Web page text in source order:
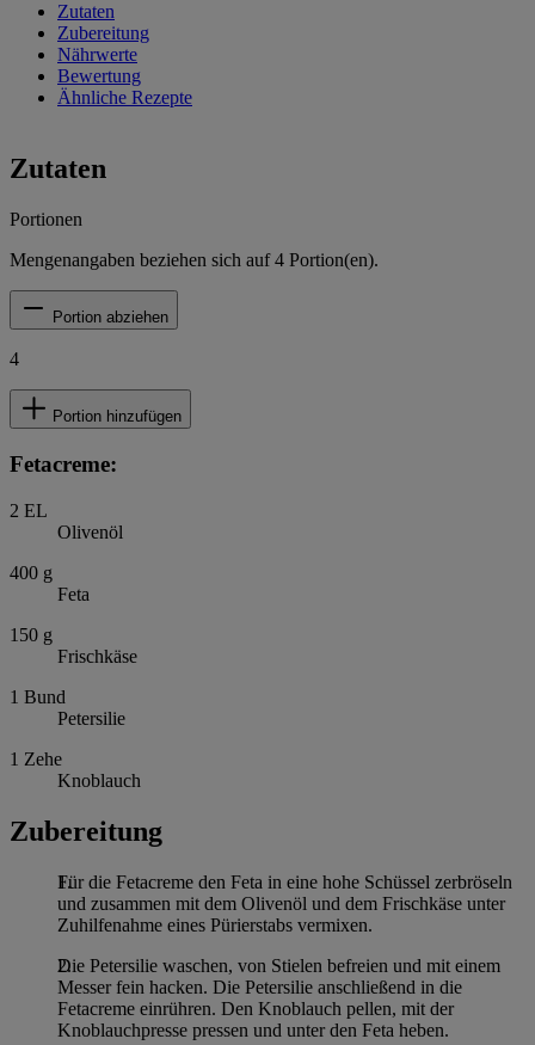
Zutaten
Zubereitung
Nährwerte
Bewertung
Ähnliche Rezepte
Zutaten
Portionen
Mengenangaben beziehen sich auf4 Portion(en).
Portion abziehen
4
Portion hinzufügen
Fetacreme:
2 EL
Olivenöl
400 g
Feta
150 g
Frischkäse
1 Bund
Petersilie
1 Zehe
Knoblauch
Zubereitung
Für die Fetacreme den Feta in eine hohe Schüssel zerbröseln
und zusammen mit dem Olivenöl und dem Frischkäse unter
Zuhilfenahme eines Pürierstabs vermixen.
Die Petersilie waschen, von Stielen befreien und mit einem
Messer fein hacken. Die Petersilie anschließend in die
Fetacreme einrühren. Den Knoblauch pellen, mit der
Knoblauchpresse pressen und unter den Feta heben.